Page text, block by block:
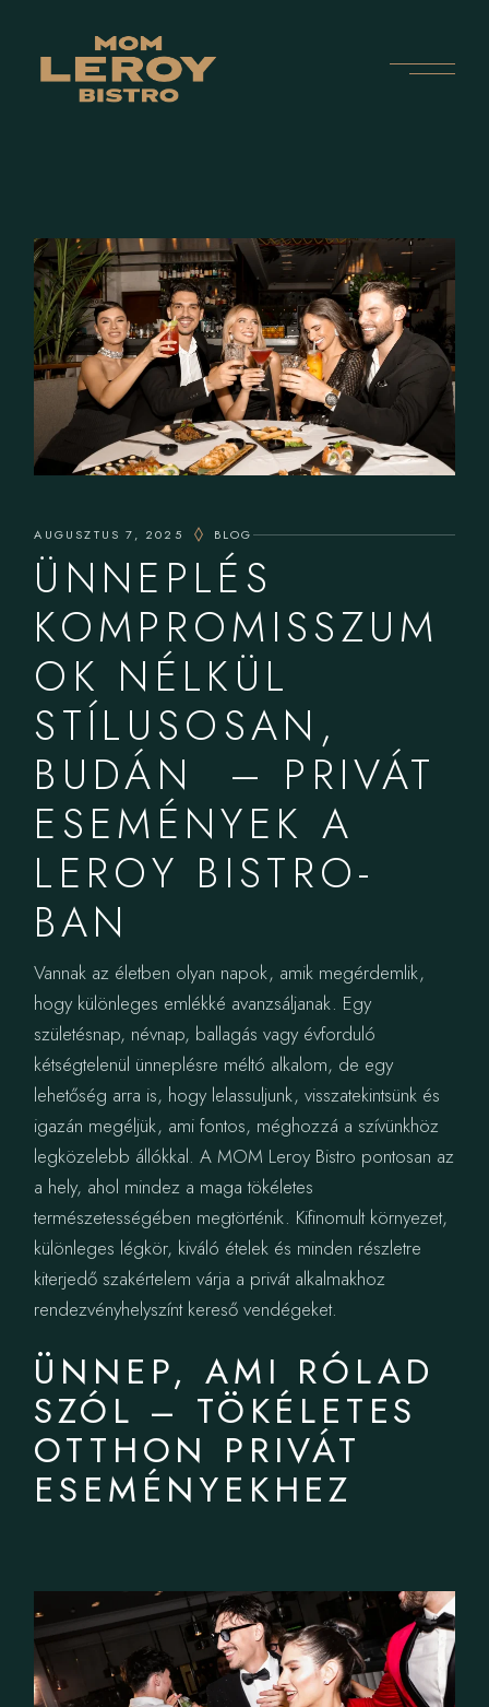
AUGUSZTUS 7, 2025 BLOG
ÜNNEPLÉS
KOMPROMISSZUM
OK NÉLKÜL
STÍLUSOSAN,
BUDÁN – PRIVÁT
ESEMÉNYEK A
LEROY BISTRO-
BAN
Vannak az életben olyan napok, amik megérdemlik,
hogy különleges emlékké avanzsáljanak. Egy
születésnap, névnap, ballagás vagy évforduló
kétségtelenül ünneplésre méltó alkalom, de egy
lehetőség arra is, hogy lelassuljunk, visszatekintsünk és
igazán megéljük, ami fontos, méghozzá a szívünkhöz
legközelebb állókkal. A MOM Leroy Bistro pontosan az
a hely, ahol mindez a maga tökéletes
természetességében megtörténik. Kifinomult környezet,
különleges légkör, kiváló ételek és minden részletre
kiterjedő szakértelem várja a privát alkalmakhoz
rendezvényhelyszínt kereső vendégeket.
ÜNNEP, AMI RÓLAD
SZÓL – TÖKÉLETES
OTTHON PRIVÁT
ESEMÉNYEKHEZ